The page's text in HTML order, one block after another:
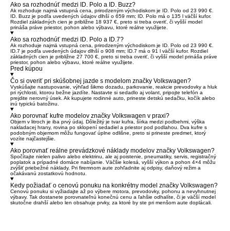
Ako sa rozhodnúť medzi ID. Polo a ID. Buzz?
Ak rozhoduje najmä vstupná cena, prirodzeným východiskom je ID. Polo od 23 990 €.
ID. Buzz je podľa uvedených údajov dlhší o 659 mm; ID. Polo má o 135 l väčší kufor.
Rozdiel základných cien je približne 18 937 €, preto si treba overiť, či vyšší model
prináša práve priestor, pohon alebo výbavu, ktoré reálne využijete.
Ako sa rozhodnúť medzi ID. Polo a ID.7?
Ak rozhoduje najmä vstupná cena, prirodzeným východiskom je ID. Polo od 23 990 €.
ID.7 je podľa uvedených údajov dlhší o 908 mm; ID.7 má o 91 l väčší kufor. Rozdiel
základných cien je približne 27 700 €, preto si treba overiť, či vyšší model prináša práve
priestor, pohon alebo výbavu, ktoré reálne využijete.
Pred kúpou
Čo si overiť pri skúšobnej jazde s modelom značky Volkswagen?
Vyskúšajte nastupovanie, výhľad šikmo dozadu, parkovanie, reakcie prevodovky a hluk
pri rýchlosti, ktorou bežne jazdíte. Nastavte si sedadlo aj volant, pripojte telefón a
prejdite nerovný úsek. Ak kupujete rodinné auto, prineste detskú sedačku, kočík alebo
inú typickú batožinu.
Ako porovnať kufre modelov značky Volkswagen v praxi?
Objem v litroch je iba prvý údaj. Dôležitý je tvar kufra, šírka medzi podbehmi, výška
nakladacej hrany, rovina po sklopení sedadiel a priestor pod podlahou. Dva kufre s
podobným objemom môžu fungovať úplne odlišne, preto si prineste predmet, ktorý
vozíte najčastejšie.
Ako porovnať reálne prevádzkové náklady modelov značky Volkswagen?
Spočítajte nielen palivo alebo elektrinu, ale aj poistenie, pneumatiky, servis, registračný
poplatok a prípadné domáce nabíjanie. Väčšie kolesá, vyšší výkon a pohon 4×4 môžu
zvýšiť priebežné náklady. Pri firemnom aute zohľadnite aj odpisy, daňový režim a
očakávanú zostatkovú hodnotu.
Kedy požiadať o cenovú ponuku na konkrétny model značky Volkswagen?
Cenovú ponuku si vyžiadajte až po výbere motora, prevodovky, pohonu a nevyhnutnej
výbavy. Tak dostanete porovnateľnú konečnú cenu a ľahšie odhalíte, či je väčší model
skutočne drahší alebo len obsahuje prvky, za ktoré by ste pri menšom aute doplácali.